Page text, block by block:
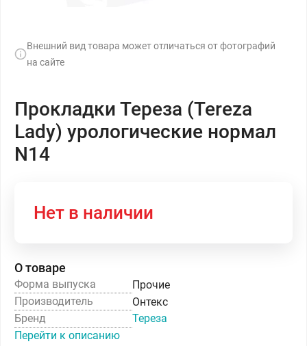
Внешний вид товара может отличаться от фотографий
на сайте
Прокладки Тереза (Tereza
Lady) урологические нормал
N14
Нет в наличии
О товаре
Форма выпуска
Прочие
Производитель
Онтекс
Бренд
Тереза
Перейти к описанию